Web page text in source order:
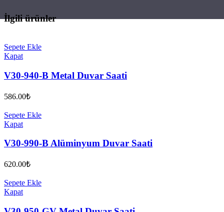
İlgili ürünler
Sepete Ekle
Kapat
V30-940-B Metal Duvar Saati
586.00₺
Sepete Ekle
Kapat
V30-990-B Alüminyum Duvar Saati
620.00₺
Sepete Ekle
Kapat